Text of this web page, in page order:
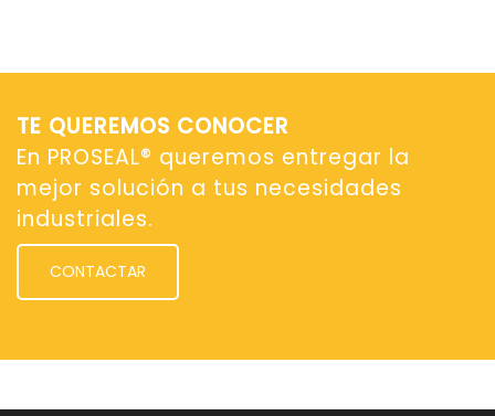
TE QUEREMOS CONOCER
En PROSEAL® queremos entregar la
mejor solución a tus necesidades
industriales.
CONTACTAR